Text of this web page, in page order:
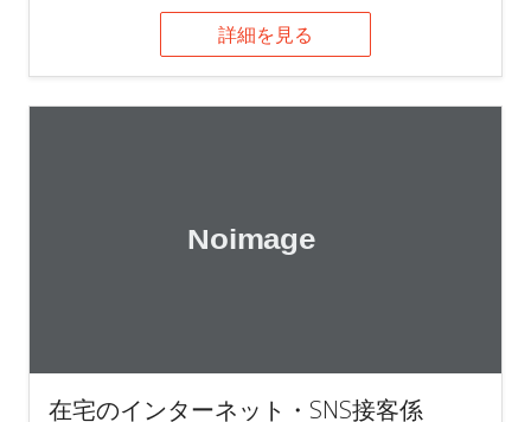
詳細を見る
在宅のインターネット・SNS接客係